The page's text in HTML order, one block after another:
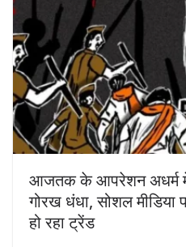
आजतक के आपरेशन अधर्म में
गोरख धंधा, सोशल मीडिया
हो रहा ट्रेंड